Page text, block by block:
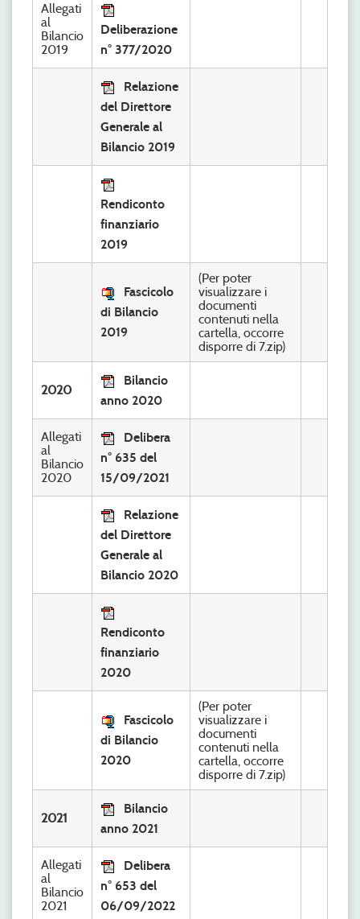
Allegati
al
Bilancio
2019
Deliberazione
n° 377/2020
Relazione
del Direttore
Generale al
Bilancio 2019
Rendiconto
finanziario
2019
Fascicolo
di Bilancio
2019
(Per poter
visualizzare i
documenti
contenuti nella
cartella, occorre
disporre di 7.zip)
2020
Bilancio
anno 2020
Allegati
al
Bilancio
2020
Delibera
n° 635 del
15/09/2021
Relazione
del Direttore
Generale al
Bilancio 2020
Rendiconto
finanziario
2020
Fascicolo
di Bilancio
2020
(Per poter
visualizzare i
documenti
contenuti nella
cartella, occorre
disporre di 7.zip)
2021
Bilancio
anno 2021
Allegati
al
Bilancio
2021
Delibera
n° 653 del
06/09/2022